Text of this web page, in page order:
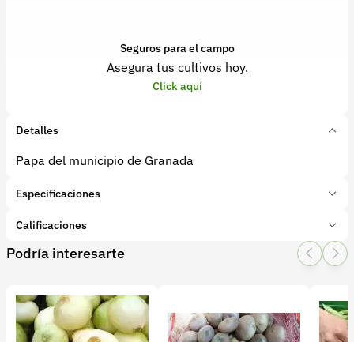
Seguros para el campo
Asegura tus cultivos hoy.
Click aquí
Detalles
Papa del municipio de Granada
Especificaciones
Marca:
Papa
Tipo de producto:Producto final
Subcategoría:Papa
Calificaciones
1 Star
2 Star
3 Star4 Star
0 calificaciones
Podría interesarte